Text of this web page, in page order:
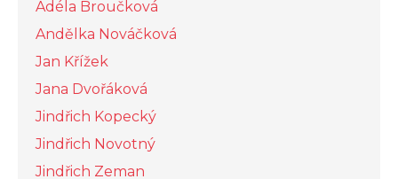
Adéla Broučková
Andělka Nováčková
Jan Křížek
Jana Dvořáková
Jindřich Kopecký
Jindřich Novotný
Jindřich Zeman